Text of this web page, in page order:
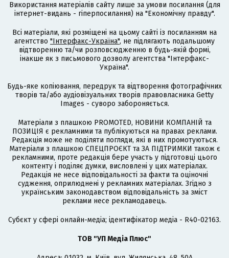
Використання матеріалів сайту лише за умови посилання (для
інтернет-видань - гіперпосилання) на "Економічну правду".
Всі матеріали, які розміщені на цьому сайті із посиланням на
агентство "Інтерфакс-Україна", не підлягають подальшому
відтворенню та/чи розповсюдженню в будь-якій формі,
інакше як з письмового дозволу агентства "Інтерфакс-
Україна".
Будь-яке копіювання, передрук та відтворення фотографічних
творів та/або аудіовізуальних творів правовласника Getty
Images - суворо забороняється.
Матеріали з плашкою PROMOTED, НОВИНИ КОМПАНІЙ та
ПОЗИЦІЯ є рекламними та публікуються на правах реклами.
Редакція може не поділяти погляди, які в них промотуються.
Матеріали з плашкою СПЕЦПРОЄКТ та ЗА ПІДТРИМКИ також є
рекламними, проте редакція бере участь у підготовці цього
контенту і поділяє думки, висловлені у цих матеріалах.
Редакція не несе відповідальності за факти та оціночні
судження, оприлюднені у рекламних матеріалах. Згідно з
українським законодавством відповідальність за зміст
реклами несе рекламодавець.
Cубєкт у сфері онлайн-медіа; ідентифікатор медіа - R40-02163.
ТОВ "УП Медіа Плюс"